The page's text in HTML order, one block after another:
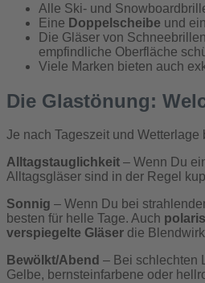
Alle Ski- und
Eine Doppelscheibe und
Die Gläser von
empfindliche Oberfläche
Viele Marken bieten auch
Die Glastönung:
Je nach Tageszeit und
Alltagstauglichkeit – Wenn Du
Alltagsgläser sind in der Regel
Sonnig – Wenn Du bei
besten für helle Tage. Auch
verspiegelte Gläser die
Bewölkt/Abend – Bei schlechten
Gelbe, bernsteinfarbene oder